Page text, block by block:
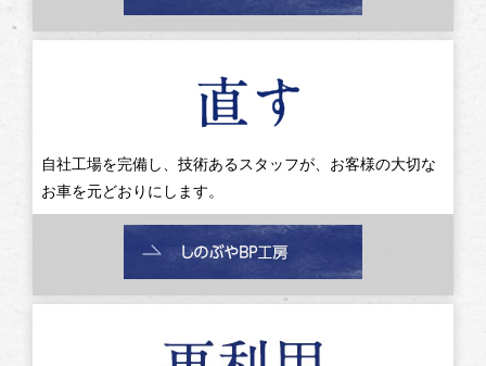
自社工場を完備し、技術あるスタッフが、お客様の大切な
お車を元どおりにします。